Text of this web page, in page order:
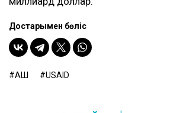
Достарыңмен бөліс
АҚШ USAID